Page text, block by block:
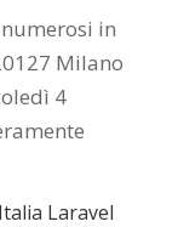
in
Milano
4
Laravel